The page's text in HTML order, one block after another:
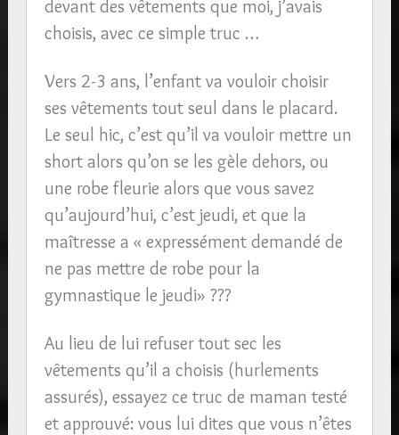
devant des vêtements que moi, j’avais
choisis, avec ce simple truc …
Vers 2-3 ans, l’enfant va vouloir choisir
ses vêtements tout seul dans le placard.
Le seul hic, c’est qu’il va vouloir mettre un
short alors qu’on se les gèle dehors, ou
une robe fleurie alors que vous savez
qu’aujourd’hui, c’est jeudi, et que la
maîtresse a « expressément demandé de
ne pas mettre de robe pour la
gymnastique le jeudi» ???
Au lieu de lui refuser tout sec les
vêtements qu’il a choisis (hurlements
assurés), essayez ce truc de maman testé
et approuvé: vous lui dites que vous n’êtes